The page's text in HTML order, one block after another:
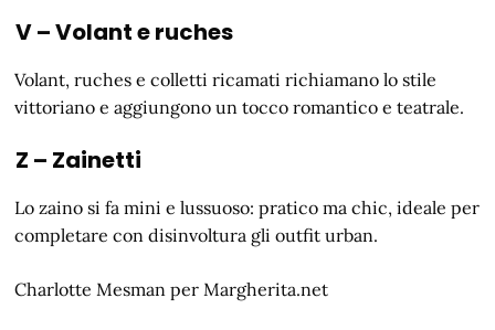
V – Volant e ruches
Volant, ruches e colletti ricamati richiamano lo stile
vittoriano e aggiungono un tocco romantico e teatrale.
Z – Zainetti
Lo zaino si fa mini e lussuoso: pratico ma chic, ideale per
completare con disinvoltura gli outfit urban.
Charlotte Mesman per Margherita.net